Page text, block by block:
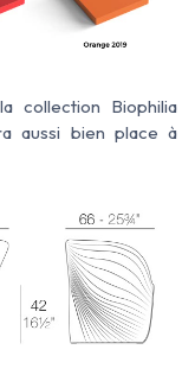
collection Biophilia
aussi bien place à